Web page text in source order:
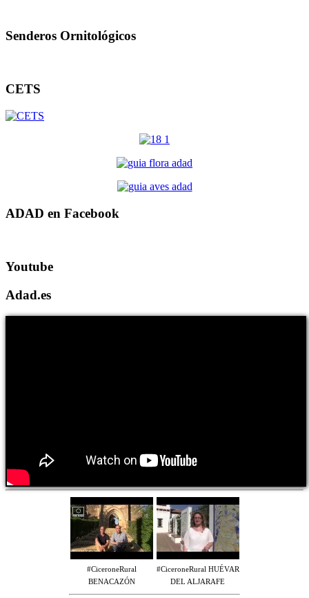
Senderos Ornitológicos
CETS
ADAD en Facebook
Youtube
Adad.es
#CiceroneRural
BENACAZÓN
#CiceroneRural HUÉVAR
DEL ALJARAFE